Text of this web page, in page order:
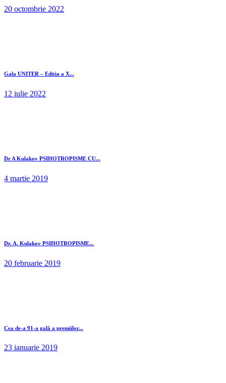
20 octombrie 2022
Gala UNITER – Editia a X...
12 iulie 2022
Dr A Kulakov PSIHOTROPISME CU...
4 martie 2019
Dr. A. Kulakov PSIHOTROPISME...
20 februarie 2019
Cea de-a 91-a gală a premiilor...
23 ianuarie 2019